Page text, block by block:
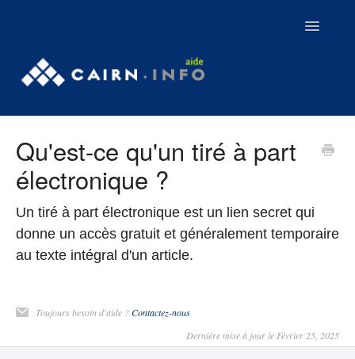
Toggle
Contact
Tutoriels
Webinaires
Aller sur Cairn.info
Qu'est-ce qu'un tiré à part
électronique ?
Un tiré à part électronique est un lien secret qui
donne un accès gratuit et généralement temporaire
au texte intégral d'un article.
Toujours besoin d'aide ?Contactez-nous
Dernière mise à jour le Février 25, 2025